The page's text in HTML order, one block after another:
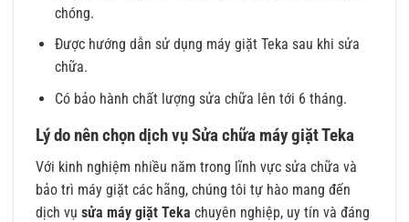
chóng.
Được hướng dẫn sử dụng máy giặt Teka sau khi sửa
chữa.
Có bảo hành chất lượng sửa chữa lên tới 6 tháng.
Lý do nên chọn dịch vụ Sửa chữa máy giặt Teka
Với kinh nghiệm nhiều năm trong lĩnh vực sửa chữa và
bảo trì máy giặt các hãng, chúng tôi tự hào mang đến
dịch vụ sửa máy giặt Teka chuyên nghiệp, uy tín và đáng